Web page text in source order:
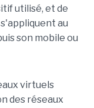
utilisé, et de
au
son mobile ou
virtuels
des réseaux